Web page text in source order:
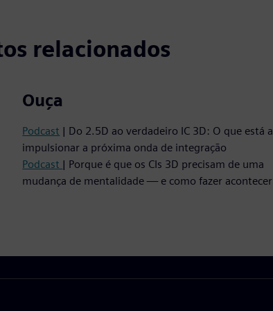
relacionados
Ouça
Podcast | Do 2.5D ao verdadeiro IC 3D: O que está a
impulsionar a próxima onda de integração
Podcast | Porque é que os CIs 3D precisam de uma
mudança de mentalidade — e como fazer acontecer